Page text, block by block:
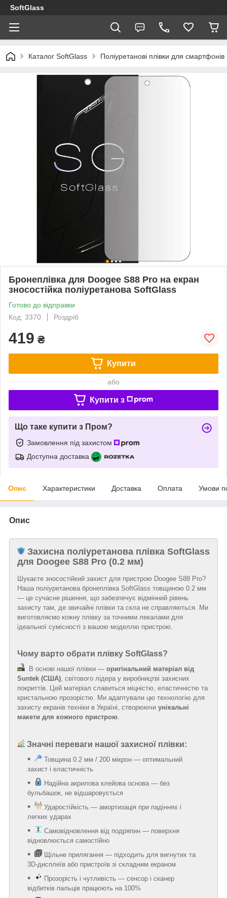
SoftGlass
Каталог SoftGlass Поліуретанові плівки для смартфонів
Бронеплівка для Doogee S88 Pro на екран
зносостійка поліуретанова SoftGlass
Готово до відправки
Код: 3370
Роздріб
419 ₴
Купити
або
Купити з
Що таке купити з Пром?
Замовлення під захистом
Доступна доставка
Опис Характеристики Доставка Оплата Умови
Опис
Захисна поліуретанова плівка SoftGlass
для Doogee S88 Pro (0.2 мм)
Шукаєте зносостійкий захист для пристрою Doogee S88 Pro?
Наша поліуретанова бронеплівка SoftGlass товщиною 0.2 мм
— це сучасне рішення, що забезпечує відмінний рівень
захисту там, де звичайні плівки та скла не справляються. Ми
виготовляємо кожну плівку за точними лекалами для
ідеальної сумісності з вашою моделлю пристрою.
Чому варто обрати плівку SoftGlass?
В основі нашої плівки — оригінальний матеріал від
Suntek (США), світового лідера у виробництві захисних
покриттів. Цей матеріал славиться міцністю, еластичністю та
кристальною прозорістю. Ми адаптували цю технологію для
захисту екранів техніки в Україні, створюючи унікальні
макети для кожного пристрою.
Значні переваги нашої захисної плівки:
Товщина 0.2 мм / 200 мікрон — оптимальний
захист і еластичність
Надійна акрилова клейова основа — без
бульбашок, не відшаровується
Ударостійкість — амортизація при падіннях і
легких ударах
Самовідновлення від подряпин — поверхня
відновлюється самостійно
Щільне прилягання — підходить для вигнутих та
3D-дисплеїв або пристроїв зі складним екраном
Прозорість і чутливість — сенсор і сканер
відбитків пальців працюють на 100%